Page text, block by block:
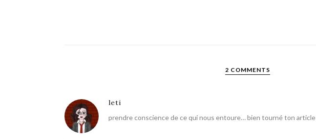
2 COMMENTS
leti
prendre conscience de ce qui nous entoure… bien tourné ton article